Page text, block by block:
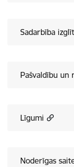
Sadarbība
Pašvaldību un
Līgumi
Noderīgas